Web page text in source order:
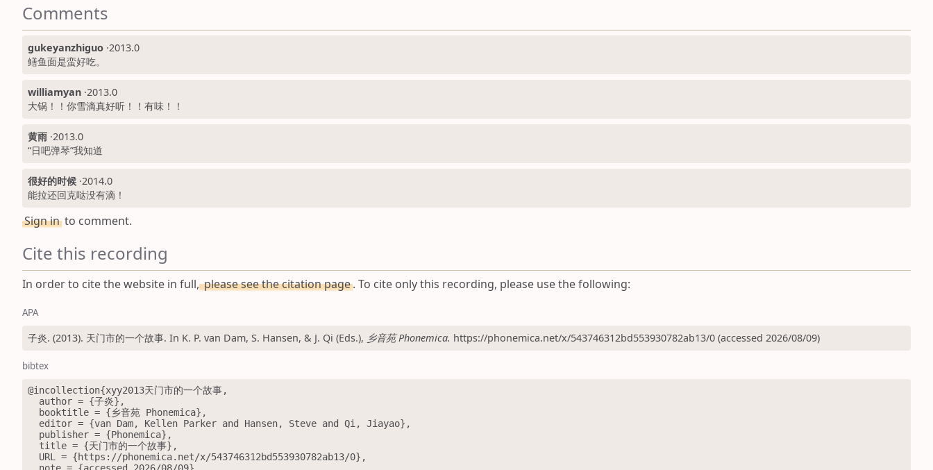
Comments
gukeyanzhiguo ·2013.0
鳝鱼面是蛮好吃。
williamyan ·2013.0
大锅！！你雪滴真好听！！有味！！
黄雨 ·2013.0
“日吧弹琴”我知道
很好的时候 ·2014.0
能拉还回克哒没有滴！
Sign in to comment.
Cite this recording
In order to cite the website in full,please see the citation page. To cite only this recording, please use the following:
APA
子炎. (2013). 天门市的一个故事. In K. P. van Dam, S. Hansen, & J. Qi (Eds.), 乡音苑 Phonemica. https://phonemica.net/x/543746312bd553930782ab13/0 (accessed 2026/08/09)
bibtex
@incollection{xyy2013天门市的一个故事,